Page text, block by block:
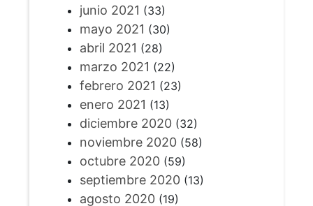
junio 2021 (33)
mayo 2021 (30)
abril 2021 (28)
marzo 2021 (22)
febrero 2021 (23)
enero 2021 (13)
diciembre 2020(32)
noviembre 2020(58)
octubre 2020(59)
septiembre 2020(13)
agosto 2020(19)